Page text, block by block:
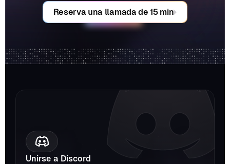
Reserva una llamada de 15 min
Unirse a Discord